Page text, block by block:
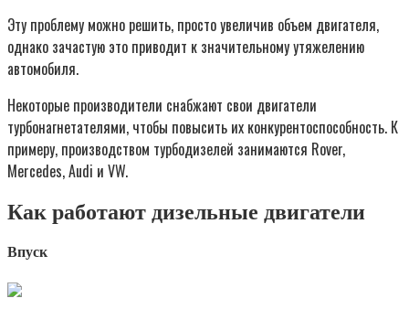
Эту проблему можно решить, просто увеличив объем двигателя,
однако зачастую это приводит к значительному утяжелению
автомобиля.
Некоторые производители снабжают свои двигатели
турбонагнетателями, чтобы повысить их конкурентоспособность. К
примеру, производством турбодизелей занимаются Rover,
Mercedes, Audi и VW.
Как работают дизельные двигатели
Впуск